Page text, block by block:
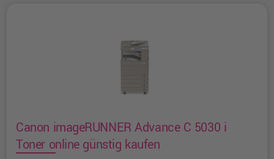
Canon imageRUNNER Advance C 5030 i
Toner online günstig kaufen